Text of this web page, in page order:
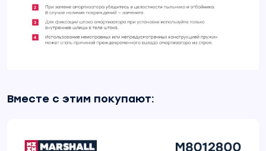
Вместе с этим покупают: